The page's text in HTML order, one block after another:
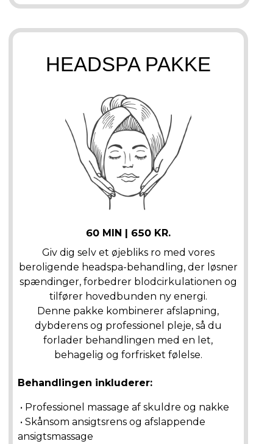
HEADSPA PAKKE
60 MIN | 650 KR.
Giv dig selv et øjebliks ro med vores
beroligende headspa-behandling, der løsner
spændinger, forbedrer blodcirkulationen og
tilfører hovedbunden ny energi.
Denne pakke kombinerer afslapning,
dybderens og professionel pleje, så du
forlader behandlingen med en let,
behagelig og forfrisket følelse.
Behandlingen inkluderer:
• Professionel massage af skuldre og nakke
• Skånsom ansigtsrens og afslappende
ansigtsmassage